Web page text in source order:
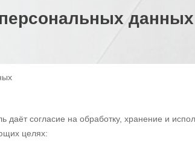
данных
даёт согласие на обработку, хранение и
целях: